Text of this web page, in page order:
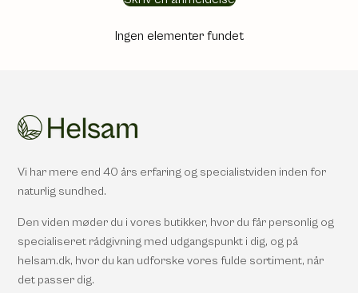
Ingen elementer fundet
Vi har mere end 40 års erfaring og specialistviden inden for
naturlig sundhed.
Den viden møder du i vores butikker, hvor du får personlig og
specialiseret rådgivning med udgangspunkt i dig, og på
helsam.dk, hvor du kan udforske vores fulde sortiment, når
det passer dig.